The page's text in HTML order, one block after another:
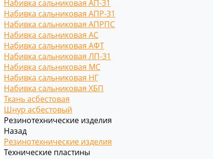
Набивка сальниковая АП-31
Набивка сальниковая АПР-31
Набивка сальниковая АПРПС
Набивка сальниковая АС
Набивка сальниковая АФТ
Набивка сальниковая ЛП-31
Набивка сальниковая МС
Набивка сальниковая НГ
Набивка сальниковая ХБП
Ткань асбестовая
Шнур асбестовый
Резинотехнические изделия
Назад
Резинотехнические изделия
Технические пластины